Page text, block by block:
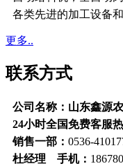
各类先进的加工设备
更多..
联系方式
公司名称：山东鑫源
24小时全国免费客服热
销售一部： 0536-
杜经理 手机：